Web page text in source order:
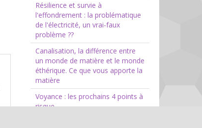
Résilience et survie à
l'effondrement : la problématique
de l'électricité, un vrai-faux
problème ??
Canalisation, la différence entre
un monde de matière et le monde
éthérique. Ce que vous apporte la
matière
Voyance : les prochains 4 points à
risque